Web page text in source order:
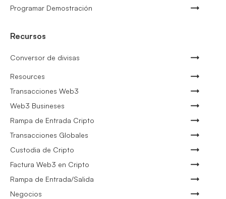
Programar Demostración
Recursos
Conversor de divisas
Resources
Transacciones Web3
Web3 Busineses
Rampa de Entrada Cripto
Transacciones Globales
Custodia de Cripto
Factura Web3 en Cripto
Rampa de Entrada/Salida
Negocios